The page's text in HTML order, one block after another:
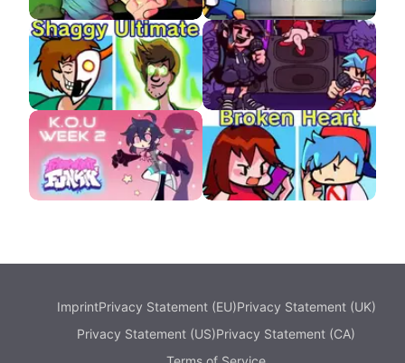
VS Finn The Human Pibby Corrupted
VS Shaggy Ultimate
APK
Cassette Girl APK
ImprintPrivacy Statement (EU)Privacy Statement (UK)
Privacy Statement (US)Privacy Statement (CA)